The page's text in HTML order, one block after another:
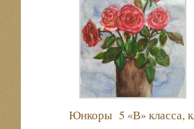
Юнкоры 5 «В» класса,